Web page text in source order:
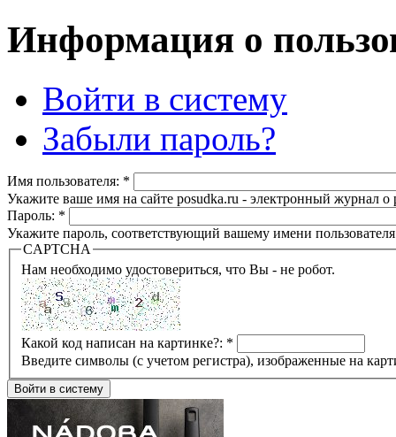
Информация о
Войти в систему
Забыли пароль?
Имя пользователя: *
Укажите ваше имя на сайте posudka.ru - электронный журнал
Пароль: *
Укажите пароль, соответствующий вашему имени
CAPTCHA
Нам необходимо удостовериться, что Вы - не робот.
Какой код написан на картинке?: *
Введите символы (с учетом регистра), изображенные на